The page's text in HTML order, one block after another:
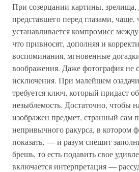
При созерцании картины, зрелища,
представшего перед глазами, чаще,
устанавливается компромисс
что привносят, дополняя и
воспоминания, мгновенные
воображения. Даже фотография не
исключения. При малейшем
требуется ключ, который придаст
незыблемость. Достаточно, чтобы
изображен предмет, странный сам
непривычного ракурса, в котором
показать, — и разум спешит
брешь, то есть подавить свое
включается интерпретация —